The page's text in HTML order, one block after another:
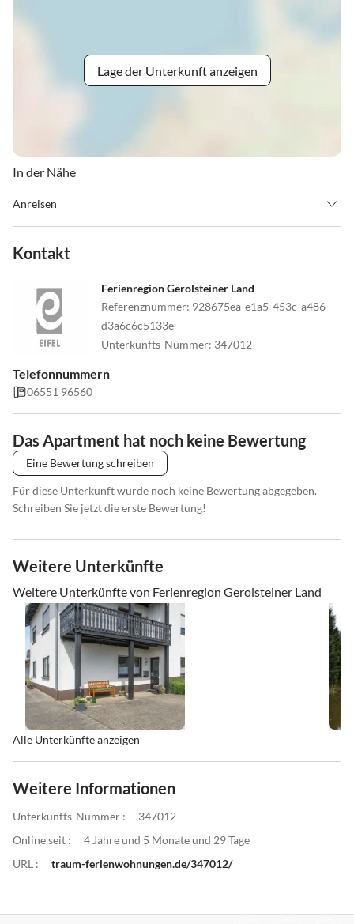
Lage der Unterkunft anzeigen
In der Nähe
Anreisen
Verfügung.
Wir möchten Sie bitten die Wohnung an Ihrem Abreisetag bis
10:00 Uhr zu verlassen.
und Nacht.
Kontakt
Ferienregion Gerolsteiner Land
Referenznummer: 928675ea-e1a5-453c-a486-
d3a6c6c5133e
Unterkunfts-Nummer: 347012
Telefonnummern
06551 96560
Das Apartment hat noch keine Bewertung
Eine Bewertung schreiben
Für diese Unterkunft wurde noch keine Bewertung abgegeben.
Schreiben Sie jetzt die erste Bewertung!
Weitere Unterkünfte
Weitere Unterkünfte von Ferienregion Gerolsteiner Land
Alle Unterkünfte anzeigen
Weitere Informationen
Unterkunfts-Nummer :
347012
Online seit :
4 Jahre und 5 Monate und 29 Tage
URL :
traum-ferienwohnungen.de/347012/